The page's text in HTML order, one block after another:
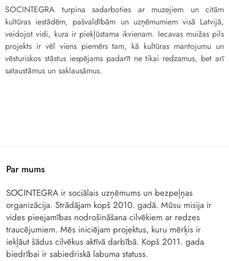
SOCINTEGRA turpina sadarboties ar muzejiem un citām
kultūras iestādēm, pašvaldībām un uzņēmumiem visā Latvijā,
veidojot vidi, kura ir piekļūstama ikvienam. Iecavas muižas pils
projekts ir vēl viens piemērs tam, kā kultūras mantojumu un
vēsturiskos stāstus iespējams padarīt ne tikai redzamus, bet arī
sataustāmus un saklausāmus.
Par mums
SOCINTEGRA ir sociālais uzņēmums un bezpeļņas
organizācija. Strādājam kopš 2010. gadā. Mūsu misija ir
vides pieejamības nodrošināšana cilvēkiem ar redzes
traucējumiem. Mēs iniciējam projektus, kuru mērķis ir
iekļāut šādus cilvēkus aktīvā darbībā. Kopš 2011. gada
biedrībai ir sabiedriskā labuma statuss.